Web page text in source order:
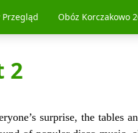
Przegląd Obóz Korczakowo
2
surprise, the tables